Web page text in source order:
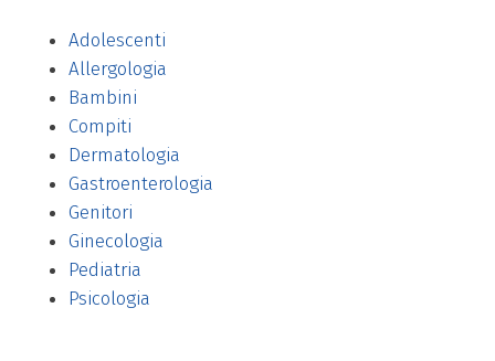
Adolescenti
Allergologia
Bambini
Compiti
Dermatologia
Gastroenterologia
Genitori
Ginecologia
Pediatria
Psicologia